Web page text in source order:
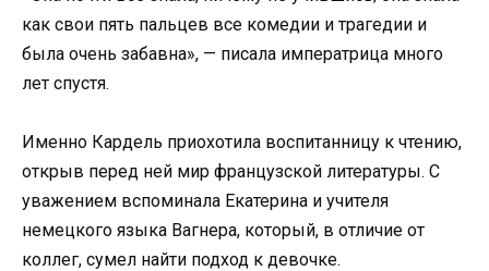
как свои пять пальцев все комедии и трагедии и
была очень забавна», — писала императрица много
лет спустя.
Именно Кардель приохотила воспитанницу к чтению,
открыв перед ней мир французской литературы. С
уважением вспоминала Екатерина и учителя
немецкого языка Вагнера, который, в отличие от
коллег, сумел найти подход к девочке.